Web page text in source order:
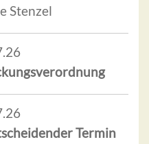
Stenzel
Termin